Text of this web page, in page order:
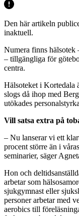
Den här artikeln
inaktuell.
Numera finns hälsotek
– tillgängliga för
centra.
Hälsoteket i Kortedala
slogs då ihop med
utökades
Vill satsa extra på
– Nu lanserar vi ett
procent större än i
seminarier, säger
Hon och
arbetar som
sjukgymnast eller
personer arbetar med
aerobics till